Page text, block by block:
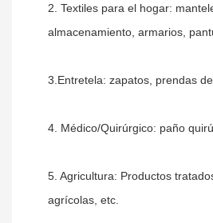
2. Textiles para el hogar:
almacenamiento, armarios,
3.Entretela: zapatos, prendas
4. Médico/Quirúrgico: paño
5. Agricultura: Productos
agrícolas, etc.